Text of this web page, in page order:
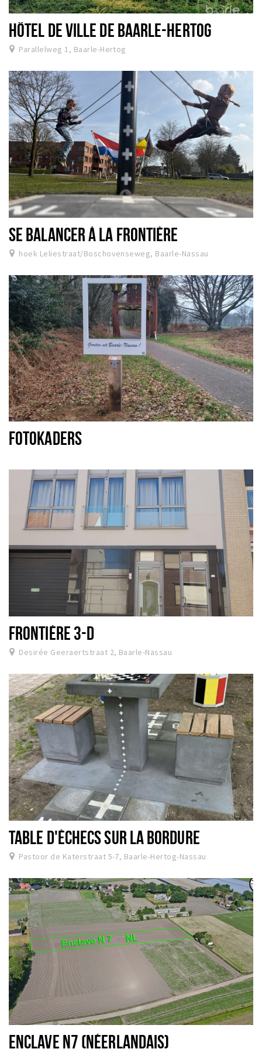
Dormir
Récréation
Parking
Éxpercience
Enclaves
Musée et théâtre
Activité
Piste cyclable
Marche et randonnées
Nature
HÔTEL DE VILLE DE BAARLE-HERTOG
Parallelweg 1, Baarle-Hertog
SE BALANCER À LA FRONTIÈRE
hoek Leliestraat/Boschovenseweg, Baarle-Nassau
FOTOKADERS
FRONTIÈRE 3-D
Desirée Geeraertstraat 2, Baarle-Nassau
TABLE D'ÉCHECS SUR LA BORDURE
Pastoor de Katerstraat 5-7, Baarle-Hertog-Nassau
ENCLAVE N7 (NÉERLANDAIS)